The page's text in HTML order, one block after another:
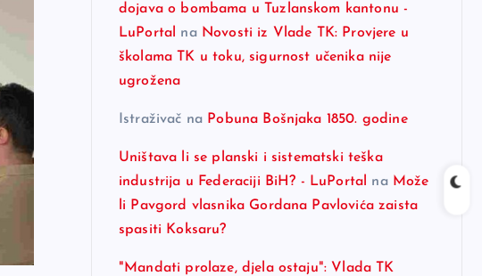
dojava o bombama u Tuzlanskom kantonu -
LuPortal
na Novosti iz Vlade TK: Provjere u
školama TK u toku, sigurnost učenika nije
ugrožena
Istraživač na Pobuna Bošnjaka 1850. godine
Uništava li se planski i sistematski teška
industrija u Federaciji BiH? - LuPortal
na Može
li Pavgord vlasnika Gordana Pavlovića zaista
spasiti Koksaru?
"Mandati prolaze, djela ostaju": Vlada TK